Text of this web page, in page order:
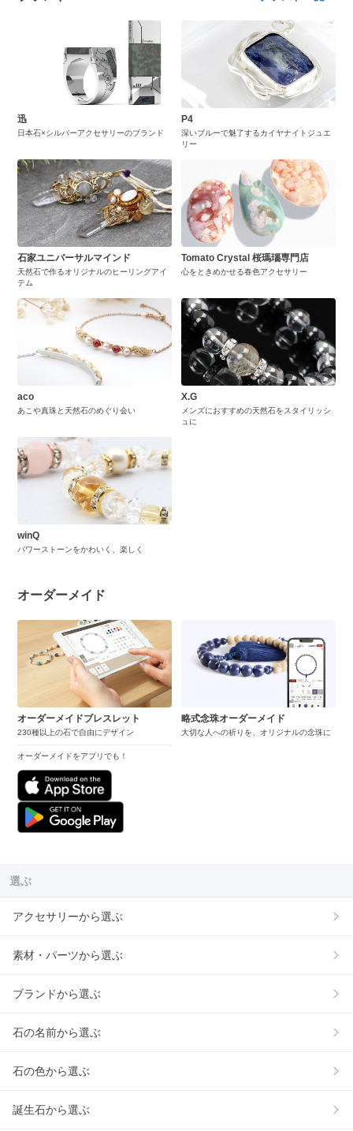
迅
日本石×シルバーアクセサリーのブランド
P4
深いブルーで魅了するカイヤナイトジュエ
リー
石家ユニバーサルマインド
天然石で作るオリジナルのヒーリングアイ
テム
Tomato Crystal 桜瑪瑙専門店
心をときめかせる春色アクセサリー
aco
あこや真珠と天然石のめぐり会い
X.G
メンズにおすすめの天然石をスタイリッシ
ュに
winQ
パワーストーンをかわいく、楽しく
オーダーメイド
オーダーメイドブレスレット
230種以上の石で自由にデザイン
オーダーメイドをアプリでも！
略式念珠オーダーメイド
大切な人への祈りを、オリジナルの念珠に
選ぶ
アクセサリーから選ぶ
素材・パーツから選ぶ
ブランドから選ぶ
石の名前から選ぶ
石の色から選ぶ
誕生石から選ぶ